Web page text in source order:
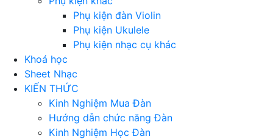
Phụ kiện đàn Violin
Phụ kiện Ukulele
Phụ kiện nhạc cụ khác
Khoá học
Sheet Nhạc
KIẾN THỨC
Kinh Nghiệm Mua Đàn
Hướng dẫn chức năng Đàn
Kinh Nghiệm Học Đàn